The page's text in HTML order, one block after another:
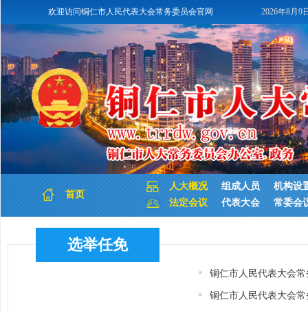
欢迎访问铜仁市人民代表大会常务委员会官网 2026年8月9
首页
人大概况 组成人员
机构设
法定会议
代表大会 常委会
选举任免
铜仁市人民代表大会
铜仁市人民代表大会